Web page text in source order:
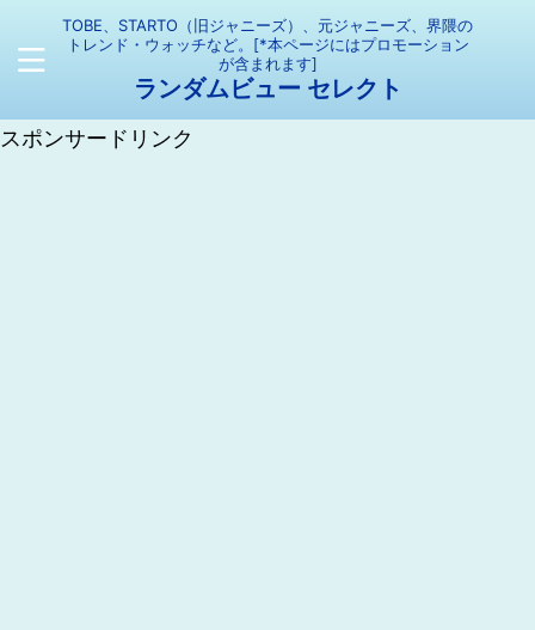
TOBE、STARTO（旧ジャニーズ）、元ジャニーズ、界隈の
トレンド・ウォッチなど。[*本ページにはプロモーション
が含まれます]
ランダムビュー セレクト
スポンサードリンク